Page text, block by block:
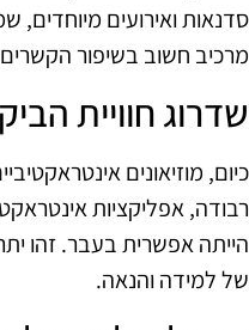
סדנאות ואירועים מיוחדים,
מרכיב חשוב בשיפור
שדרוג חוויית
כיום, מוזיאונים
רבודה, אפליקציות
הייתה אפשרית בעבר. זהו
של למידה והנאה.